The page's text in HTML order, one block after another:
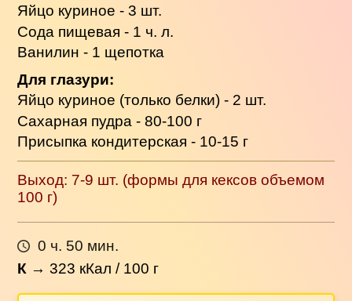
Яйцо куриное - 3 шт.
Сода пищевая - 1 ч. л.
Ванилин - 1 щепотка
Для глазури:
Яйцо куриное (только белки) - 2 шт.
Сахарная пудра - 80-100 г
Присыпка кондитерская - 10-15 г
Выход: 7-9 шт. (формы для кексов объемом
100 г)
0 ч. 50 мин.
К →323 кКал / 100 г